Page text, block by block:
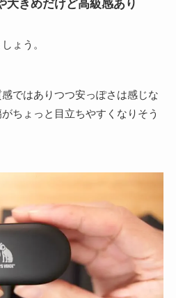
ょう。
ではありつつ安っぽさは感じな
ちょっと目立ちやすくなりそう